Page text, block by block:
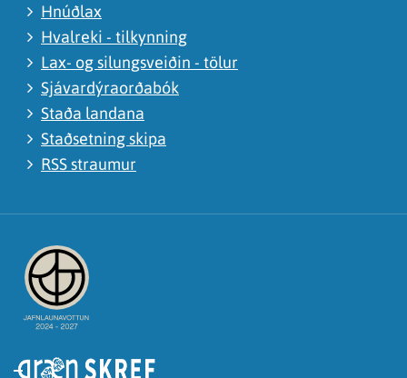
Hnúðlax
Hvalreki - tilkynning
Lax- og silungsveiðin - tölur
Sjávardýraorðabók
Staða landana
Staðsetning skipa
RSS straumur